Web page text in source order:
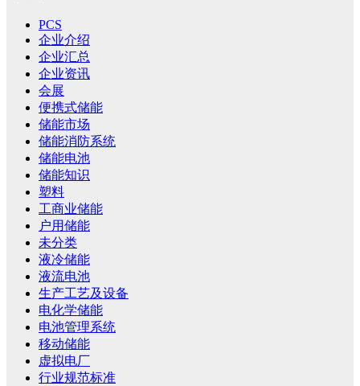
PCS
企业介绍
企业汇总
企业资讯
会展
便携式储能
储能市场
储能消防系统
储能电池
储能知识
塑料
工商业储能
户用储能
未分类
液冷储能
液流电池
生产工艺及设备
电化学储能
电池管理系统
移动储能
虚拟电厂
行业规范标准